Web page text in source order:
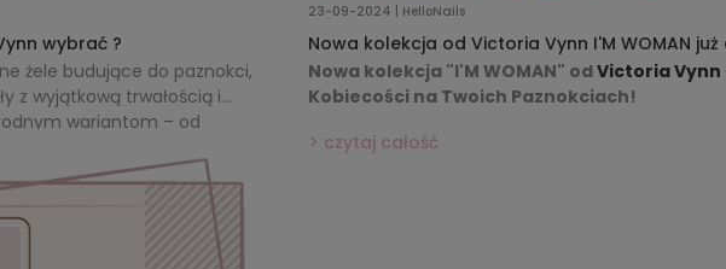
wybrać ?
żele budujące do paznokci,
z wyjątkową trwałością i
wariantom – od
w aplikacji Bottle Gel, po
– każda stylistka znajdzie
pracy. Żele
i zapewniają
na jakość i kreatywność w
23-09-2024 | HelloNails
Nowa kolekcja od Victoria Vynn I'M WOMAN
Nowa kolekcja "I'M WOMAN" odVictoria Vynn
Kobiecości na Twoich Paznokciach!
czytaj całość